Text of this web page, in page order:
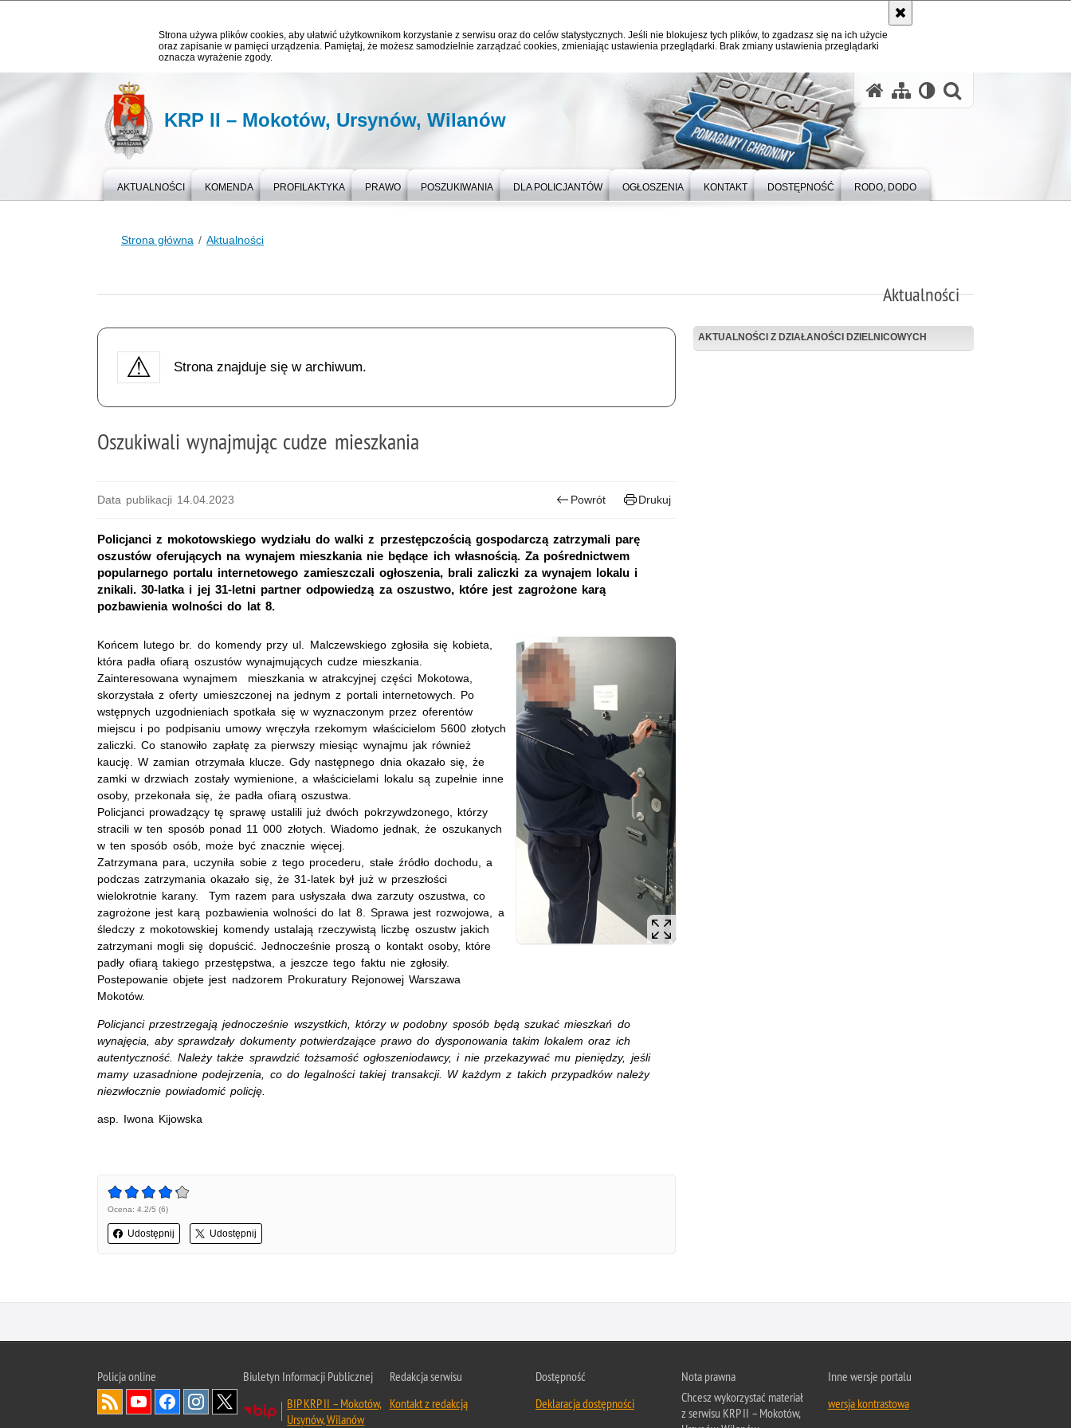
Strona używa plików cookies, aby ułatwić użytkownikom korzystanie z serwisu oraz do celów statystycznych. Jeśli nie blokujesz tych plików, to zgadzasz się na ich użycie
oraz zapisanie w pamięci urządzenia. Pamiętaj, że możesz samodzielnie zarządzać cookies, zmieniając ustawienia przeglądarki. Brak zmiany ustawienia przeglądarki
oznacza wyrażenie zgody.
KRP II – Mokotów, Ursynów, Wilanów
AKTUALNOŚCI KOMENDA PROFILAKTYKA PRAWO POSZUKIWANIA DLA POLICJANTÓW OGŁOSZENIA KONTAKT DOSTĘPNOŚĆ RODO, DODO
Strona główna Aktualności
Aktualności
Strona znajduje się w archiwum.
Oszukiwali wynajmując cudze mieszkania
Data publikacji 14.04.2023 Powrót Drukuj
Policjanci z mokotowskiego wydziału do walki z przestępczością gospodarczą zatrzymali parę
oszustów oferujących na wynajem mieszkania nie będące ich własnością. Za pośrednictwem
popularnego portalu internetowego zamieszczali ogłoszenia, brali zaliczki za wynajem lokalu i
znikali. 30-latka i jej 31-letni partner odpowiedzą za oszustwo, które jest zagrożone karą
pozbawienia wolności do lat 8.
Końcem lutego br. do komendy przy ul. Malczewskiego zgłosiła się kobieta,
która padła ofiarą oszustów wynajmujących cudze mieszkania.
Zainteresowana wynajmem mieszkania w atrakcyjnej części Mokotowa,
skorzystała z oferty umieszczonej na jednym z portali internetowych. Po
wstępnych uzgodnieniach spotkała się w wyznaczonym przez oferentów
miejscu i po podpisaniu umowy wręczyła rzekomym właścicielom 5600 złotych
zaliczki. Co stanowiło zapłatę za pierwszy miesiąc wynajmu jak również
kaucję. W zamian otrzymała klucze. Gdy następnego dnia okazało się, że
zamki w drzwiach zostały wymienione, a właścicielami lokalu są zupełnie inne
osoby, przekonała się, że padła ofiarą oszustwa.
Policjanci prowadzący tę sprawę ustalili już dwóch pokrzywdzonego, którzy
stracili w ten sposób ponad 11 000 złotych. Wiadomo jednak, że oszukanych
w ten sposób osób, może być znacznie więcej.
Zatrzymana para, uczyniła sobie z tego procederu, stałe źródło dochodu, a
podczas zatrzymania okazało się, że 31-latek był już w przeszłości
wielokrotnie karany. Tym razem para usłyszała dwa zarzuty oszustwa, co
zagrożone jest karą pozbawienia wolności do lat 8. Sprawa jest rozwojowa, a
śledczy z mokotowskiej komendy ustalają rzeczywistą liczbę oszustw jakich
zatrzymani mogli się dopuścić. Jednocześnie proszą o kontakt osoby, które
padły ofiarą takiego przestępstwa, a jeszcze tego faktu nie zgłosiły.
Postepowanie objete jest nadzorem Prokuratury Rejonowej Warszawa
Mokotów.
Policjanci przestrzegają jednocześnie wszystkich, którzy w podobny sposób będą szukać mieszkań do
wynajęcia, aby sprawdzały dokumenty potwierdzające prawo do dysponowania takim lokalem oraz ich
autentyczność. Należy także sprawdzić tożsamość ogłoszeniodawcy, i nie przekazywać mu pieniędzy, jeśli
mamy uzasadnione podejrzenia, co do legalności takiej transakcji. W każdym z takich przypadków należy
niezwłocznie powiadomić policję.
asp. Iwona Kijowska
Ocena: 4.2/5 (6)
Udostępnij Udostępnij
AKTUALNOŚCI Z DZIAŁANOŚCI DZIELNICOWYCH
Policja online
Biuletyn Informacji Publicznej
BIP KRP II – Mokotów,
Ursynów, Wilanów
Redakcja serwisu
Kontakt z redakcją
Dostępność
Deklaracja dostępności
Nota prawna
Chcesz wykorzystać materiał
z serwisu KRP II – Mokotów,
Inne wersje portalu
wersja kontrastowa